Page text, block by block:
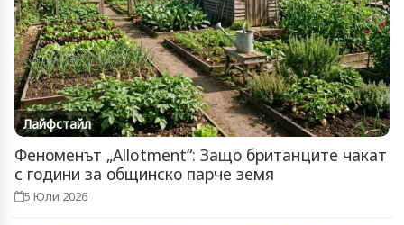
Лайфстайл
Феноменът „Allotment“: Защо британците чакат
с години за общинско парче земя
5 Юли 2026